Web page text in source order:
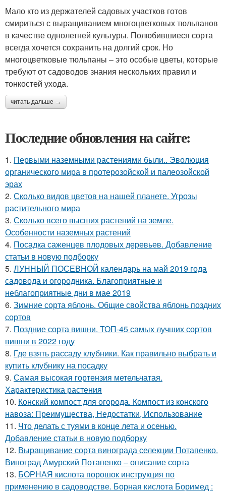
Мало кто из держателей садовых участков готов
смириться с выращиванием многоцветковых тюльпанов
в качестве однолетней культуры. Полюбившиеся сорта
всегда хочется сохранить на долгий срок. Но
многоцветковые тюльпаны – это особые цветы, которые
требуют от садоводов знания нескольких правил и
тонкостей ухода.
читать дальше →
Последние обновления на сайте:
1. Первыми наземными растениями были.. Эволюция
органического мира в протерозойской и палеозойской
эрах
2. Сколько видов цветов на нашей планете. Угрозы
растительного мира
3. Сколько всего высших растений на земле.
Особенности наземных растений
4. Посадка саженцев плодовых деревьев. Добавление
статьи в новую подборку
5. ЛУННЫЙ ПОСЕВНОЙ календарь на май 2019 года
садовода и огородника. Благоприятные и
неблагоприятные дни в мае 2019
6. Зимние сорта яблонь. Общие свойства яблонь поздних
сортов
7. Поздние сорта вишни. ТОП-45 самых лучших сортов
вишни в 2022 году
8. Где взять рассаду клубники. Как правильно выбрать и
купить клубнику на посадку
9. Самая высокая гортензия метельчатая.
Характеристика растения
10. Конский компост для огорода. Компост из конского
навоза: Преимущества, Недостатки, Использование
11. Что делать с туями в конце лета и осенью.
Добавление статьи в новую подборку
12. Выращивание сорта винограда селекции Потапенко.
Виноград Амурский Потапенко – описание сорта
13. БОРНАЯ кислота порошок инструкция по
применению в садоводстве. Борная кислота Боримед :